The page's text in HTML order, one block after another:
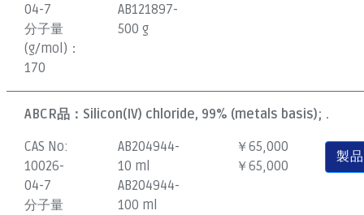
04-7
分子量
(g/mol)：
170
AB121897-
500 g
ABCR品： Silicon(IV) chloride, 99% (metals basis); .
CAS No:
10026-
04-7
分子量
AB204944-
10 ml
AB204944-
100 ml
￥65,000
￥65,000
製